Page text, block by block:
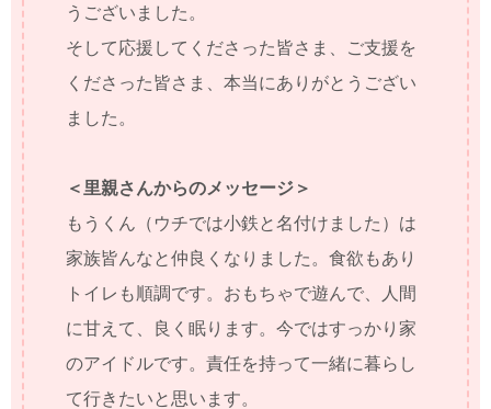
うございました。
そして応援してくださった皆さま、ご支援を
くださった皆さま、本当にありがとうござい
ました。
＜里親さんからのメッセージ＞
もうくん（ウチでは小鉄と名付けました）は
家族皆んなと仲良くなりました。食欲もあり
トイレも順調です。おもちゃで遊んで、人間
に甘えて、良く眠ります。今ではすっかり家
のアイドルです。責任を持って一緒に暮らし
て行きたいと思います。